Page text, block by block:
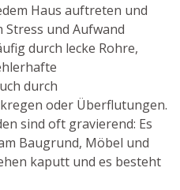
Haus auftreten und
Stress und Aufwand
durch lecke Rohre,
durch
oder Überflutungen.
sind oft gravierend: Es
Baugrund, Möbel und
kaputt und es besteht